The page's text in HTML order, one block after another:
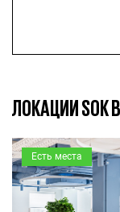
ЛОКАЦИИ SOK
Есть места